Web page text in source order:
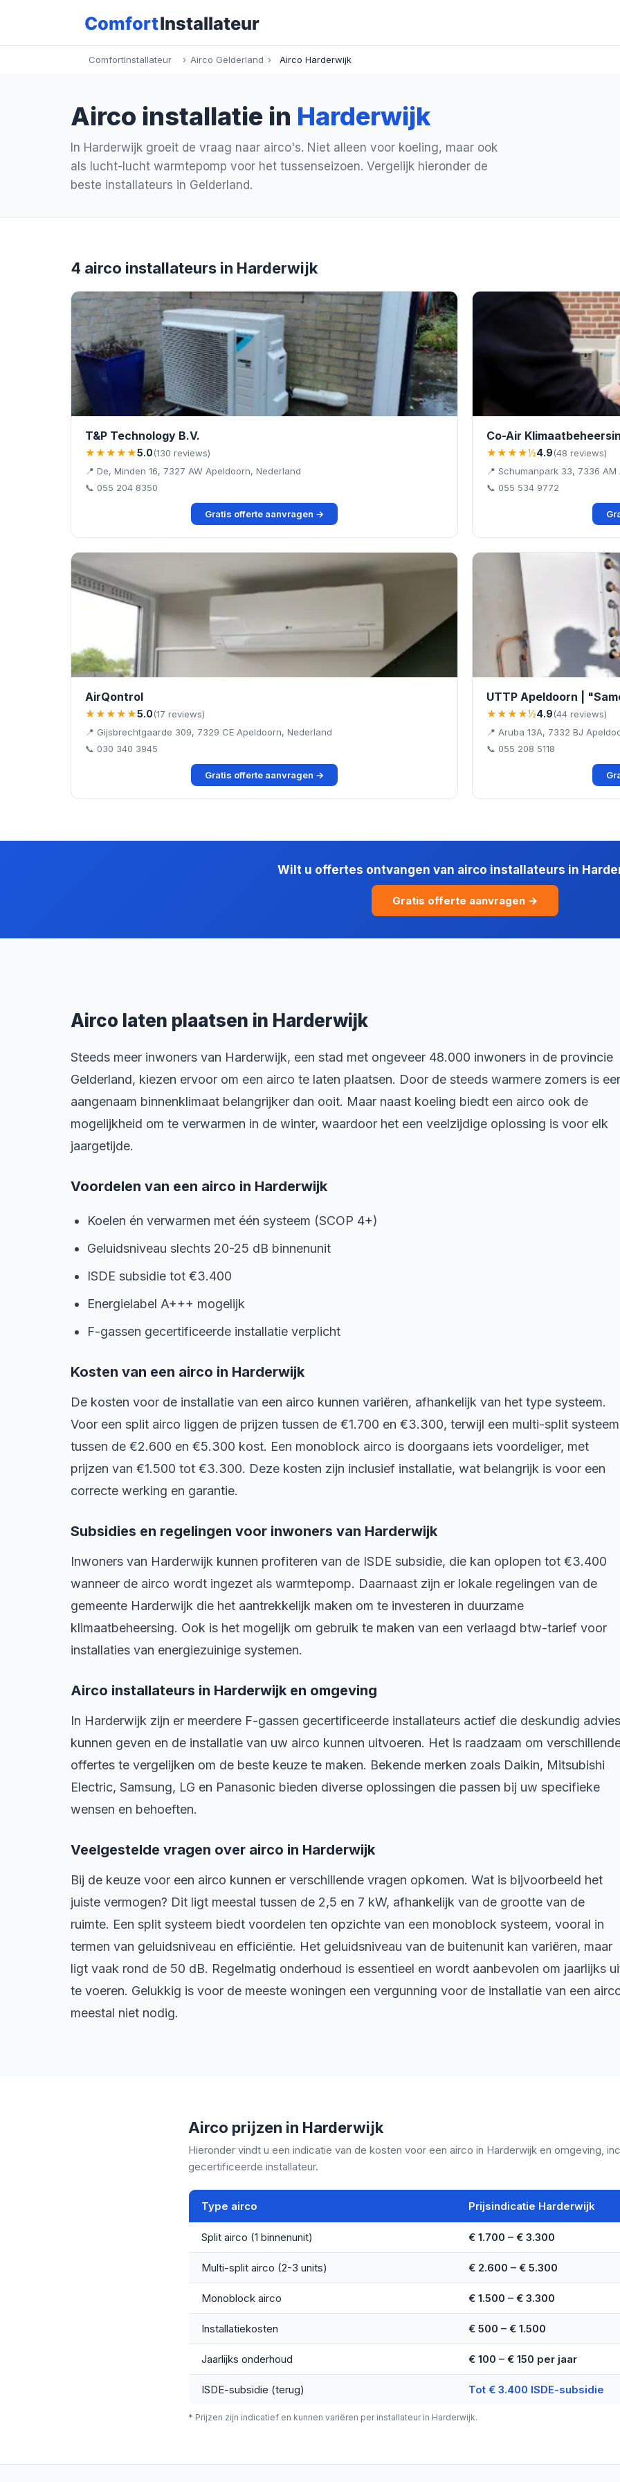
ComfortInstallateur › Airco Gelderland › Airco Harderwijk
Airco installatie in Harderwijk
In Harderwijk groeit de vraag naar airco's. Niet alleen voor koeling, maar ook
als lucht-lucht warmtepomp voor het tussenseizoen. Vergelijk hieronder de
beste installateurs in Gelderland.
4 airco installateurs in Harderwijk
T&P Technology B.V.
★★★★★5.0(130 reviews)
📍 De, Minden 16, 7327 AW Apeldoorn, Nederland
📞 055 204 8350
Gratis offerte aanvragen →
Co-Air
★★★★½4.9(48 reviews)
📍 Schumanpark 33, 7336
📞 055 534 9772
AirQontrol
★★★★★5.0(17 reviews)
📍 Gijsbrechtgaarde 309, 7329 CE Apeldoorn, Nederland
📞 030 340 3945
Gratis offerte aanvragen →
UTTP Apeldoorn |
★★★★½4.9(44 reviews)
📍 Aruba 13A, 7332 BJ
📞 055 208 5118
Wilt u offertes ontvangen van airco installateurs in
Gratis offerte aanvragen →
Airco laten plaatsen in Harderwijk
Steeds meer inwoners van Harderwijk, een stad met ongeveer 48.000 inwoners in de provincie
Gelderland, kiezen ervoor om een airco te laten plaatsen. Door de steeds warmere zomers is
aangenaam binnenklimaat belangrijker dan ooit. Maar naast koeling biedt een airco ook de
mogelijkheid om te verwarmen in de winter, waardoor het een veelzijdige oplossing is voor elk
jaargetijde.
Voordelen van een airco in Harderwijk
Koelen én verwarmen met één systeem (SCOP 4+)
Geluidsniveau slechts 20-25 dB binnenunit
ISDE subsidie tot €3.400
Energielabel A+++ mogelijk
F-gassen gecertificeerde installatie verplicht
Kosten van een airco in Harderwijk
De kosten voor de installatie van een airco kunnen variëren, afhankelijk van het type systeem.
Voor een split airco liggen de prijzen tussen de €1.700 en €3.300, terwijl een multi-split systeem
tussen de €2.600 en €5.300 kost. Een monoblock airco is doorgaans iets voordeliger, met
prijzen van €1.500 tot €3.300. Deze kosten zijn inclusief installatie, wat belangrijk is voor een
correcte werking en garantie.
Subsidies en regelingen voor inwoners van Harderwijk
Inwoners van Harderwijk kunnen profiteren van de ISDE subsidie, die kan oplopen tot €3.400
wanneer de airco wordt ingezet als warmtepomp. Daarnaast zijn er lokale regelingen van de
gemeente Harderwijk die het aantrekkelijk maken om te investeren in duurzame
klimaatbeheersing. Ook is het mogelijk om gebruik te maken van een verlaagd btw-tarief voor
installaties van energiezuinige systemen.
Airco installateurs in Harderwijk en omgeving
In Harderwijk zijn er meerdere F-gassen gecertificeerde installateurs actief die deskundig advies
kunnen geven en de installatie van uw airco kunnen uitvoeren. Het is raadzaam om
offertes te vergelijken om de beste keuze te maken. Bekende merken zoals Daikin, Mitsubishi
Electric, Samsung, LG en Panasonic bieden diverse oplossingen die passen bij uw specifieke
wensen en behoeften.
Veelgestelde vragen over airco in Harderwijk
Bij de keuze voor een airco kunnen er verschillende vragen opkomen. Wat is bijvoorbeeld het
juiste vermogen? Dit ligt meestal tussen de 2,5 en 7 kW, afhankelijk van de grootte van de
ruimte. Een split systeem biedt voordelen ten opzichte van een monoblock systeem, vooral in
termen van geluidsniveau en efficiëntie. Het geluidsniveau van de buitenunit kan variëren, maar
ligt vaak rond de 50 dB. Regelmatig onderhoud is essentieel en wordt aanbevolen om jaarlijks
te voeren. Gelukkig is voor de meeste woningen een vergunning voor de installatie van een
meestal niet nodig.
Airco prijzen in Harderwijk
Hieronder vindt u een indicatie van de kosten voor een airco in Harderwijk en omgeving,
gecertificeerde installateur.
Type airco Prijsindicatie Harderwijk
Split airco (1 binnenunit) € 1.700 – € 3.300
Multi-split airco (2-3 units) € 2.600 – € 5.300
Monoblock airco € 1.500 – € 3.300
Installatiekosten € 500 – € 1.500
Jaarlijks onderhoud € 100 – € 150 per jaar
ISDE-subsidie (terug) Tot € 3.400 ISDE-subsidie
* Prijzen zijn indicatief en kunnen variëren per installateur in Harderwijk.